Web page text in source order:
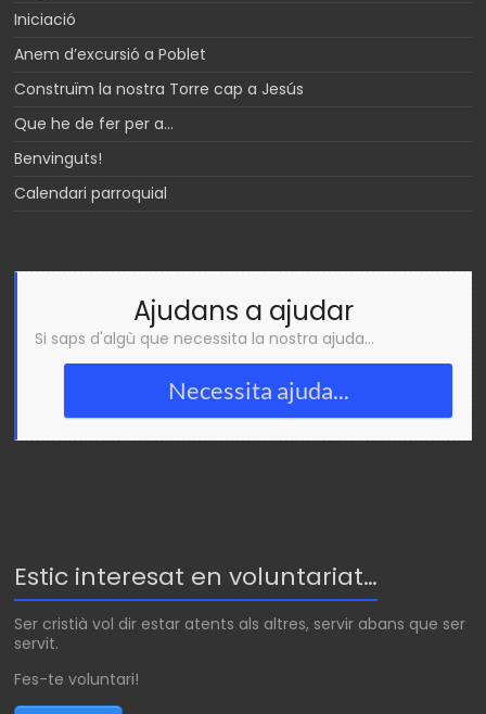
Iniciació
Anem d’excursió a Poblet
Construïm la nostra Torre cap a Jesús
Que he de fer per a…
Benvinguts!
Calendari parroquial
Ajudans a ajudar
Si saps d'algù que necessita la nostra ajuda...
Necessita ajuda...
Estic interesat en voluntariat…
Ser cristià vol dir estar atents als altres, servir abans que ser
servit.
Fes-te voluntari!